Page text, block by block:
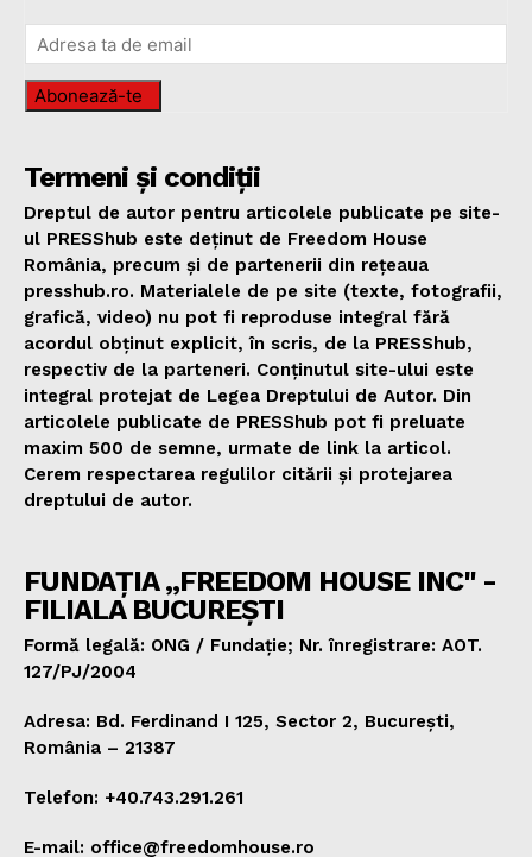
Abonează-te
Termeni și condiții
Dreptul de autor pentru articolele publicate pe site-
ul PRESShub este deținut de Freedom House
România, precum și de partenerii din rețeaua
presshub.ro. Materialele de pe site (texte, fotografii,
grafică, video) nu pot fi reproduse integral fără
acordul obținut explicit, în scris, de la PRESShub,
respectiv de la parteneri. Conținutul site-ului este
integral protejat de Legea Dreptului de Autor. Din
articolele publicate de PRESShub pot fi preluate
maxim 500 de semne, urmate de link la articol.
Cerem respectarea regulilor citării și protejarea
dreptului de autor.
FUNDAȚIA „FREEDOM HOUSE INC" -
FILIALA BUCUREȘTI
Formă legală: ONG / Fundație; Nr. înregistrare: AOT.
127/PJ/2004
Adresa: Bd. Ferdinand I 125, Sector 2, București,
România – 21387
Telefon: +40.743.291.261
E-mail: office@freedomhouse.ro